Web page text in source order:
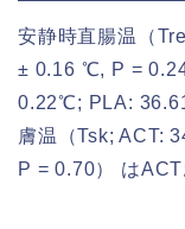
安静時直腸温（
± 0.16 ℃, P =
0.22℃; PLA:
膚温（Tsk; ACT:
P = 0.70） は